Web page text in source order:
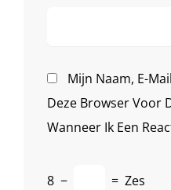
Mijn Naam, E-
Deze Browser Voor
Wanneer Ik Een
8 − = Zes